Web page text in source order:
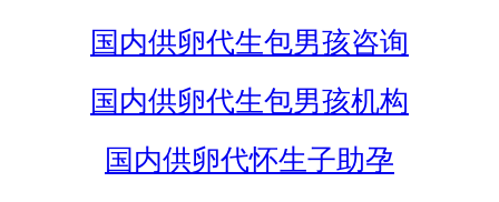
国内供卵代生包男孩咨询
国内供卵代生包男孩机构
国内供卵代怀生子助孕